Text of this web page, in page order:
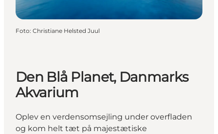
Foto: Christiane Helsted Juul
Den Blå Planet, Danmarks
Akvarium
Oplev en verdensomsejling under overfladen
og kom helt tæt på majestætiske